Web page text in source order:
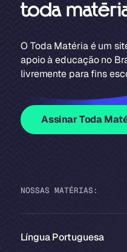
O Toda Matéria é um
apoio à educação no
livremente para fins
Assinar Toda
NOSSAS MATÉRIAS:
Língua Portuguesa